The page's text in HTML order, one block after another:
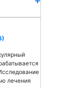
лечения